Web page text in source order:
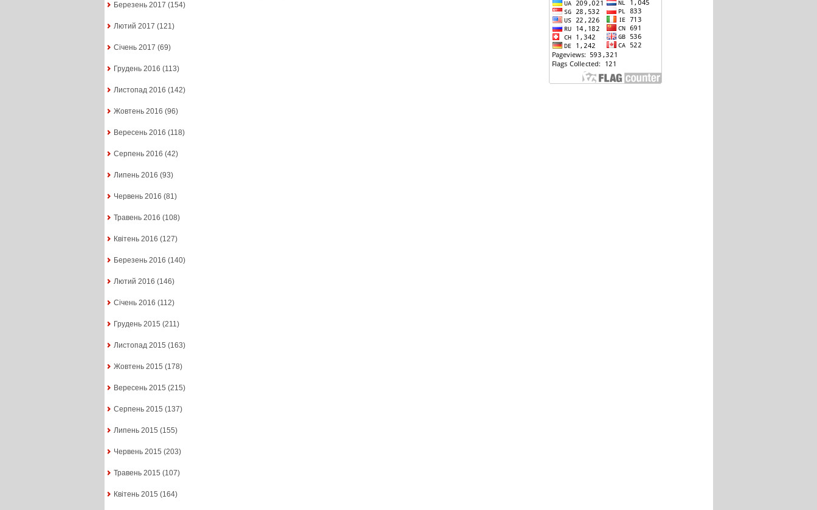
Березень 2017 (154)
Лютий 2017 (121)
Січень 2017 (69)
Грудень 2016 (113)
Листопад 2016 (142)
Жовтень 2016 (96)
Вересень 2016 (118)
Серпень 2016 (42)
Липень 2016 (93)
Червень 2016 (81)
Травень 2016 (108)
Квітень 2016 (127)
Березень 2016 (140)
Лютий 2016 (146)
Січень 2016 (112)
Грудень 2015 (211)
Листопад 2015 (163)
Жовтень 2015 (178)
Вересень 2015 (215)
Серпень 2015 (137)
Липень 2015 (155)
Червень 2015 (203)
Травень 2015 (107)
Квітень 2015 (164)